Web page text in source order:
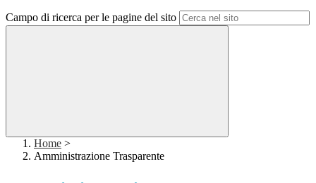
Campo di ricerca per le pagine del sito
Home >
Amministrazione Trasparente